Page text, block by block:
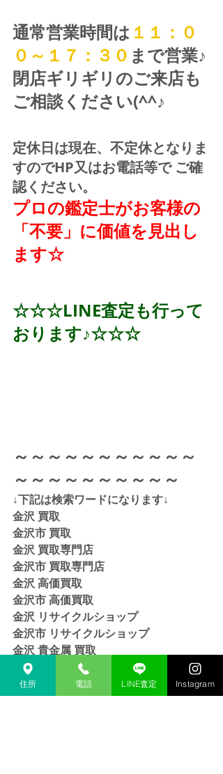
通常営業時間は １１：０
０～１７：３０ まで営業♪
閉店ギリギリのご来店も
ご相談ください(^^♪
定休日は現在、不定休となりま
すのでHP又はお電話等で ご確
認ください。
プロの鑑定士がお客様の
「不要」に価値を見出し
ます☆
☆☆☆LINE査定も行って
おります♪☆☆☆
～～～～～～～～～～～
～～～～～～～～～～
↓下記は検索ワードになります↓
金沢 買取
金沢市 買取
金沢 買取専門店
金沢市 買取専門店
金沢 高価買取
金沢市 高価買取
金沢 リサイクルショップ
金沢市 リサイクルショップ
金沢 貴金属 買取
金沢市 貴金属 買取
金沢 金 買取
金沢市 金 買取
住所 電話 LINE査定 Instagram